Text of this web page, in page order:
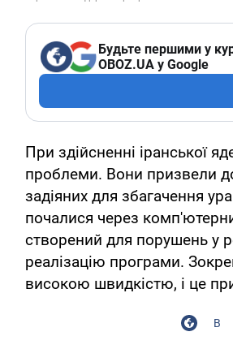
Будьте першими у
OBOZ.UA у Google
При здійсненні іранської
проблеми. Вони призвели
задіяних для збагачення
почалися через
створений для порушень у
реалізацію програми.
високою швидкістю, і це